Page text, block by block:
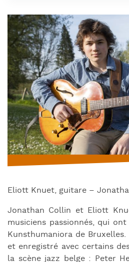
Eliott Knuet, guitare –
Jonathan Collin et Eliott
musiciens passionnés, qui
Kunsthumaniora de
et enregistré avec certains
la scène jazz belge : Peter